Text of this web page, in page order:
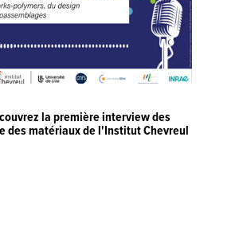
la première interview des
des matériaux de l'Institut Chevreul